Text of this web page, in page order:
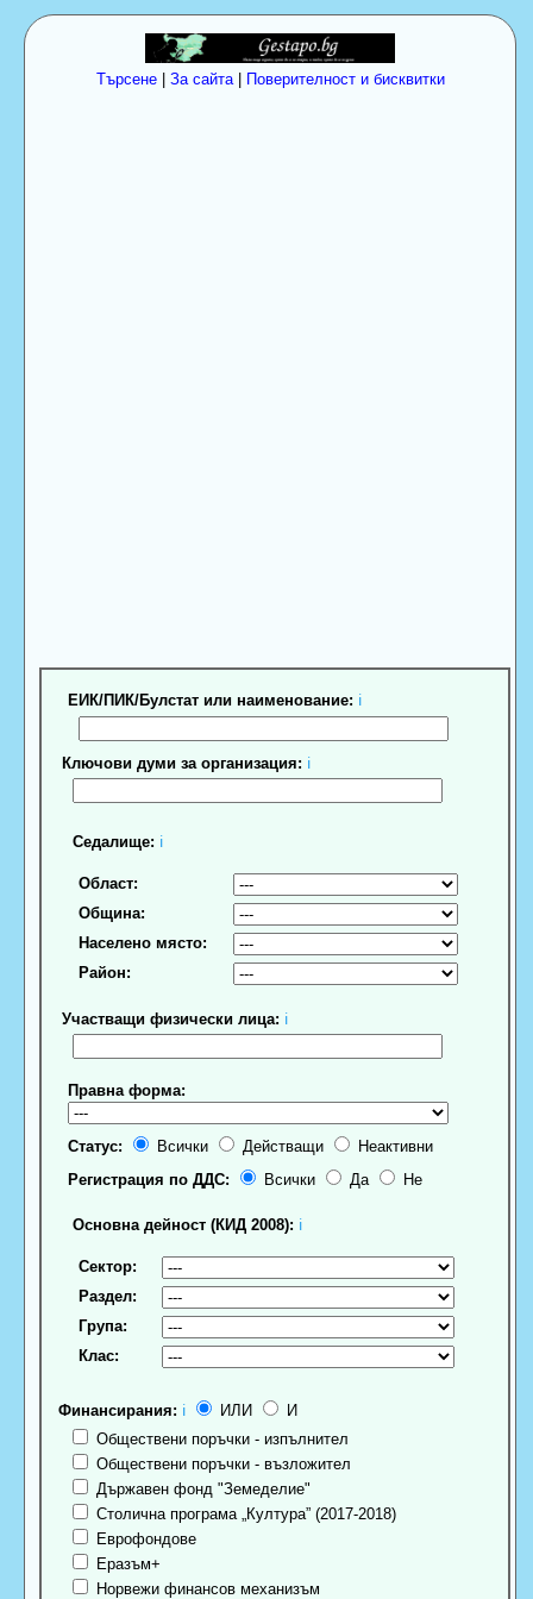
Търсене| За сайта| Поверителност и бисквитки
ЕИК/ПИК/Булстат или наименование: ℹ
Ключови думи за организация: ℹ
Седалище: ℹ
Област:
Община:
Населено място:
Район:
Участващи физически лица: ℹ
Правна форма:
Статус: Всички Действащи
Неактивни
Регистрация по ДДС:
Всички Да Не
Основна дейност (КИД 2008): ℹ
Сектор:
Раздел:
Група:
Клас:
Финансирания: ℹ ИЛИ
И
Обществени поръчки - изпълнител
Обществени поръчки - възложител
Държавен фонд "Земеделие"
Столична програма „Култура” (2017-2018)
Еврофондове
Еразъм+
Норвежи финансов механизъм